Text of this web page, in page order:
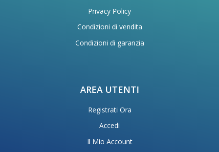
Privacy Policy
Condizioni di vendita
Condizioni di garanzia
AREA UTENTI
Registrati Ora
Accedi
Il Mio Account